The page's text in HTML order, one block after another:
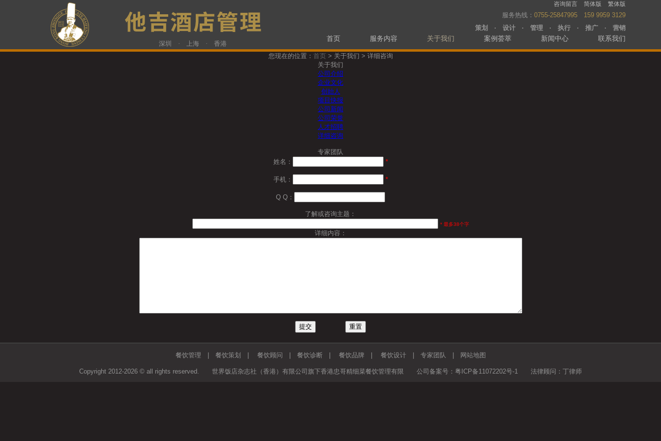
深圳 · 上海 · 香港
咨询留言 简体版 繁体版
服务热线： 0755-25847995 159 9959 3129
策划 · 设计 · 管理 · 执行 · 推广 · 营销
首页
服务内容 关于我们 案例荟萃 新闻中心 联系我们
您现在的位置： 首页> 关于我们 > 详细咨询
关于我们
公司介绍
企业文化
创始人
项目快报
公司新闻
公司荣誉
人才招聘
详细咨询
专家团队
姓名：
*
手机： *
Q Q：
了解或咨询主题：
* 最多38个字
详细内容：
餐饮管理 餐饮策划 餐饮顾问 餐饮诊断| 餐饮品牌 餐饮设计| 专家团队 网站地图
Copyright 2012-2026 © all rights reserved. 世界饭店杂志社（香港）有限公司旗下香港忠哥精细菜餐饮管理有限 公司备案号： 粤ICP备11072202号-1 法律顾问：丁律师